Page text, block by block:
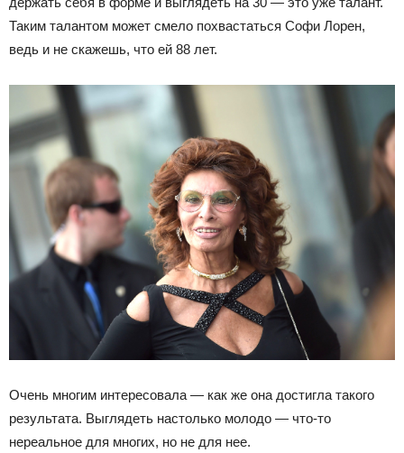
Таким талантом может смело похвастаться Софи Лорен,
ведь и не скажешь, что ей 88 лет.
Очень многим интересовала — как же она достигла такого
результата. Выглядеть настолько молодо — что-то
нереальное для многих, но не для нее.